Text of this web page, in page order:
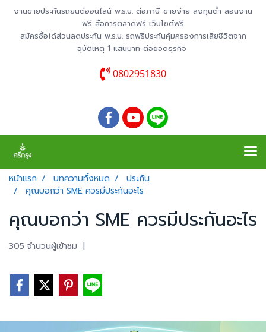
งานขายประกันรถยนต์ออนไลน์ พ.ร.บ. ต่อภาษี ขายง่าย ลงทุนต่ำ สอนงาน
ฟรี สื่อการตลาดฟรี เว็บไซต์ฟรี
สมัครซื้อได้ส่วนลดประกัน พ.ร.บ. รถฟรีประกันคุ้มครองการเสียชีวิตจาก
อุบัติเหตุ 1 แสนบาท ต่อยอดธุรกิจ
0802951830
หน้าแรก บทความทั้งหมด
ประกัน
คุณบอกว่า SME ควรมีประกันอะไร
คุณบอกว่า SME ควรมีประกันอะไร
305 จำนวนผู้เข้าชม |